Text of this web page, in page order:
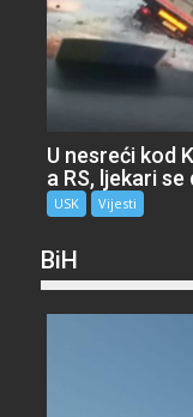
U nesreći kod
a RS, ljekari
USK Vijesti
BiH